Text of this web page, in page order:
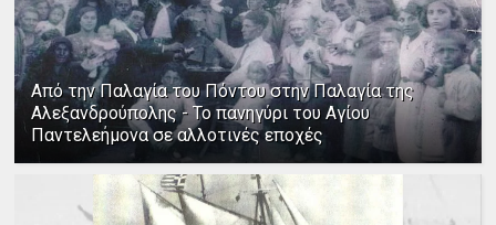
Από την Παλαγία του Πόντου στην Παλαγία της
Αλεξανδρούπολης - Το πανηγύρι του Αγίου
Παντελεήμονα σε αλλοτινές εποχές